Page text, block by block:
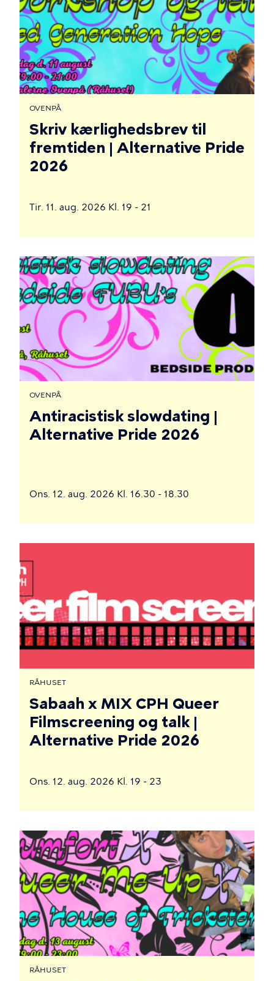
OVENPÅ
Skriv kærlighedsbrev til
fremtiden | Alternative Pride
2026
Tir. 11. aug. 2026 Kl. 19 - 21
OVENPÅ
Antiracistisk slowdating |
Alternative Pride 2026
Ons. 12. aug. 2026 Kl. 16.30 - 18.30
RÅHUSET
Sabaah x MIX CPH Queer
Filmscreening og talk |
Alternative Pride 2026
Ons. 12. aug. 2026 Kl. 19 - 23
RÅHUSET